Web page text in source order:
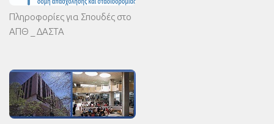
Πληροφορίες για Σπουδές στο
ΑΠΘ _ ΔΑΣΤΑ